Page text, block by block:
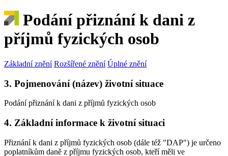
Podání přiznání k dani z
příjmů fyzických osob
Základní znění Rozšířené znění Úplné znění
3. Pojmenování (název) životní situace
Podání přiznání k dani z příjmů fyzických osob
4. Základní informace k životní situaci
Přiznání k dani z příjmů fyzických osob (dále též "DAP") je určeno
poplatníkům daně z příjmu fyzických osob, kteří měli ve